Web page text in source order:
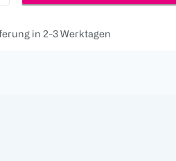
in 2-3 Werktagen